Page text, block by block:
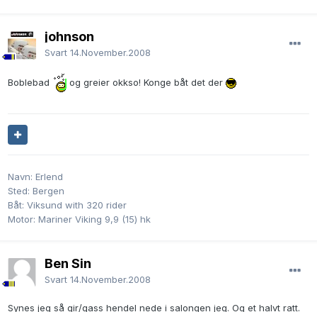
johnson
Svart 14.November.2008
Boblebad og greier okkso! Konge båt det der
Navn: Erlend
Sted: Bergen
Båt: Viksund with 320 rider
Motor: Mariner Viking 9,9 (15) hk
Ben Sin
Svart 14.November.2008
Synes jeg så gir/gass hendel nede i salongen jeg. Og et halvt ratt.